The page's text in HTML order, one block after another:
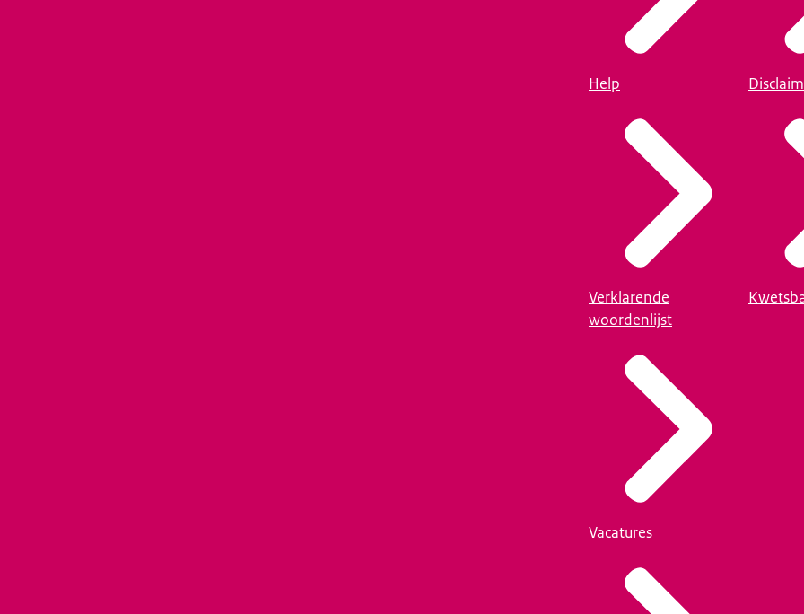
Help
Verklarende
woordenlijst
Vacatures